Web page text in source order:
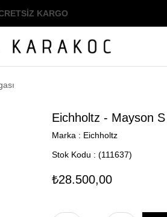
KARGO
Eichholtz - Mayson S
Marka : Eichholtz
Stok Kodu
(111637)
₺28.500,00